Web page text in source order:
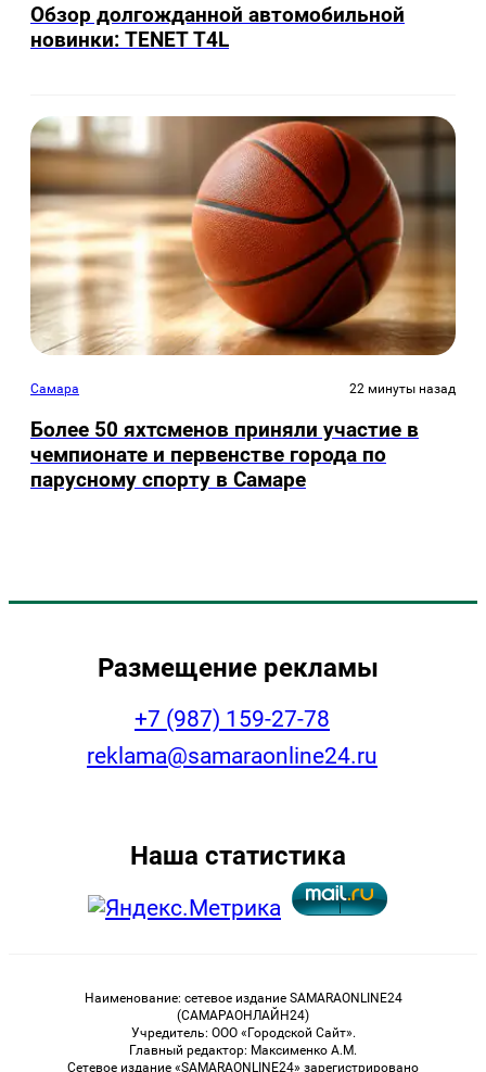
Обзор долгожданной автомобильной
новинки: TENET Т4L
Самара 22 минуты назад
Более 50 яхтсменов приняли участие в
чемпионате и первенстве города по
парусному спорту в Самаре
Размещение рекламы
+7 (987) 159-27-78
reklama@samaraonline24.ru
Наша статистика
Наименование: сетевое издание SAMARAONLINE24
(САМАРАОНЛАЙН24)
Учредитель: ООО «Городской Сайт».
Главный редактор: Максименко А.М.
Сетевое издание «SAMARAONLINE24» зарегистрировано